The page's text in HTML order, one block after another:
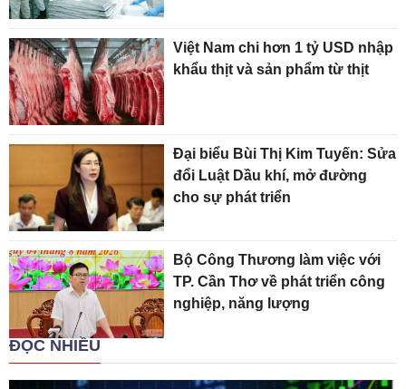
Việt Nam chi hơn 1 tỷ USD nhập
khẩu thịt và sản phẩm từ thịt
Đại biểu Bùi Thị Kim Tuyến: Sửa
đổi Luật Dầu khí, mở đường
cho sự phát triển
Bộ Công Thương làm việc với
TP. Cần Thơ về phát triển công
nghiệp, năng lượng
ĐỌC NHIỀU